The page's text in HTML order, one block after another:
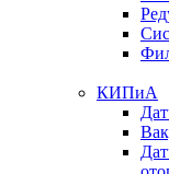
КИПиА